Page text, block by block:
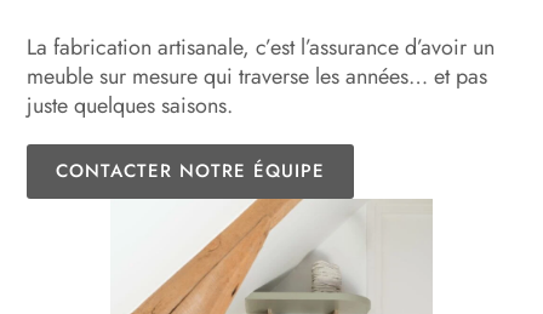
La fabrication artisanale, c’est l’assurance d’avoir un
meuble sur mesure qui traverse les années… et pas
juste quelques saisons.
CONTACTER NOTRE ÉQUIPE